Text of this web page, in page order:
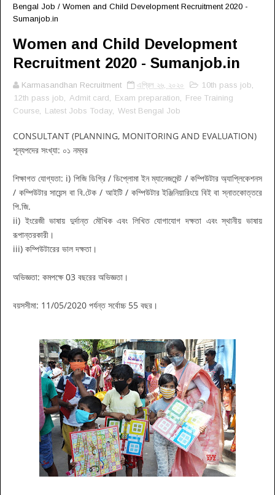
Bengal Job / Women and Child Development Recruitment 2020 -
Sumanjob.in
Women and Child Development
Recruitment 2020 - Sumanjob.in
Karmasandhan Recruitment এপ্রিল ২৬, ২০২০ 10th pass job
12th pass job
Admit card Exam preparation
Free Training
Course
Latest Jobs Today West Bengal Job
CONSULTANT (PLANNING, MONITORING AND EVALUATION)
শূন্যপদের সংখ্যা: ০১ নম্বর
শিক্ষাগত যোগ্যতা: i) পিজি ডিগ্রি / ডিপ্লোমা ইন ম্যানেজমেন্ট / কম্পিউটার অ্যাপ্লিকেশনস
/ কম্পিউটার সায়েন্স বা বি.টেক / আইটি / কম্পিউটার ইঞ্জিনিয়ারিংয়ে বিই বা স্নাতকোত্তরে
পি.জি.
ii) ইংরেজী ভাষায় দুর্দান্ত মৌখিক এবং লিখিত যোগাযোগ দক্ষতা এবং স্থানীয় ভাষায়
রূপান্তরকারী।
iii) কম্পিউটারের ভাল দক্ষতা।
অভিজ্ঞতা: কমপক্ষে 03 বছরের অভিজ্ঞতা।
বয়সসীমা: 11/05/2020 পর্যন্ত সর্বোচ্চ 55 বছর।